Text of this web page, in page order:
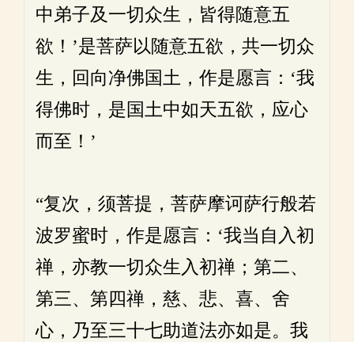
中弟子及一切众生，皆得随意五
欲！’是菩萨以随意五欲，共一切众
生，回向净佛国土，作是愿言：‘我
得佛时，是国土中如天五欲，应心
而至！’
“复次，须菩提，菩萨摩诃萨行般若
波罗蜜时，作是愿言：‘我当自入初
禅，亦教一切众生入初禅；第二、
第三、第四禅，慈、悲、喜、舍
心，乃至三十七助道法亦如是。我